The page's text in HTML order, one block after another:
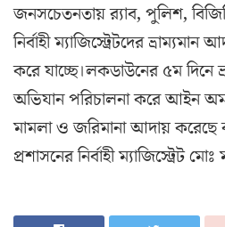
জনসচেতনতায় র‌্যাব, পুলিশ,
নির্বাহী ম্যাজিস্ট্রেটদের
করে যাচ্ছে।লকডাউনের ৫ম দিনে
অভিযান পরিচালনা করে আইন
মামলা ও জরিমানা আদায় করেছে
প্রশাসনের নির্বাহী ম্যাজিস্ট্রেট